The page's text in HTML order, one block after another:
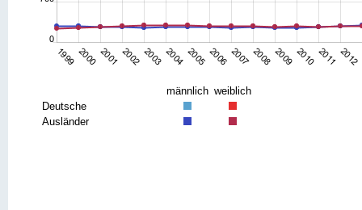
männlich weiblich
Deutsche
Ausländer